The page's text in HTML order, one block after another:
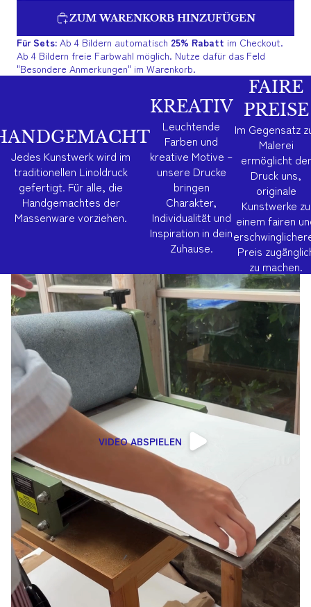
ZUM WARENKORB HINZUFÜGEN
Für Sets: Ab 4 Bildern automatisch 25% Rabatt im Checkout.
Ab 4 Bildern freie Farbwahl möglich. Nutze dafür das Feld
"Besondere Anmerkungen" im Warenkorb.
Jedes Kunstwerk wird im
traditionellen Linoldruck
gefertigt. Für alle, die
Handgemachtes der
Massenware vorziehen.
KREATIV
Leuchtende
Farben und
kreative Motive –
unsere Drucke
bringen
Charakter,
Individualität und
Inspiration in dein
Zuhause.
FAIRE
PREISE
Im Gegensatz
Malerei
ermöglicht der
Druck uns,
originale
Kunstwerke zu
einem fairen
Preis
zu machen.
VIDEO ABSPIELEN